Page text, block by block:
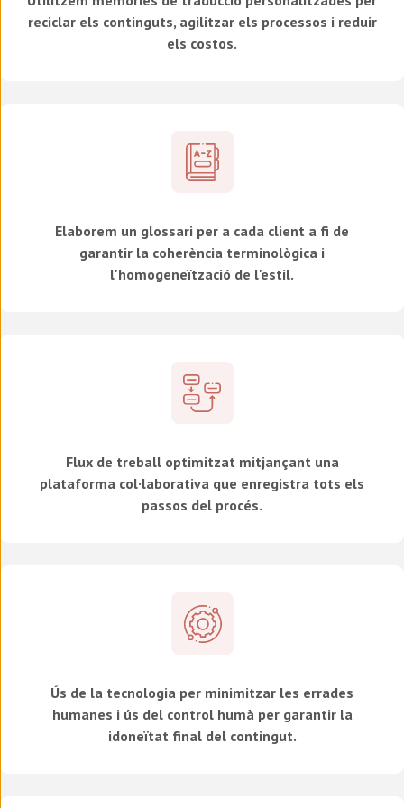
reciclar els continguts, agilitzar els processos i reduir
els costos.
Elaborem un glossari per a cada client a fi de
garantir la coherència terminològica i
l'homogeneïtzació de l'estil.
Flux de treball optimitzat mitjançant una
plataforma col·laborativa que enregistra tots els
passos del procés.
Ús de la tecnologia per minimitzar les errades
humanes i ús del control humà per garantir la
idoneïtat final del contingut.